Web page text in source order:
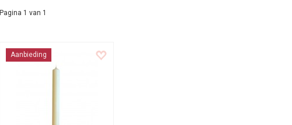
Pagina 1 van 1
Aanbieding